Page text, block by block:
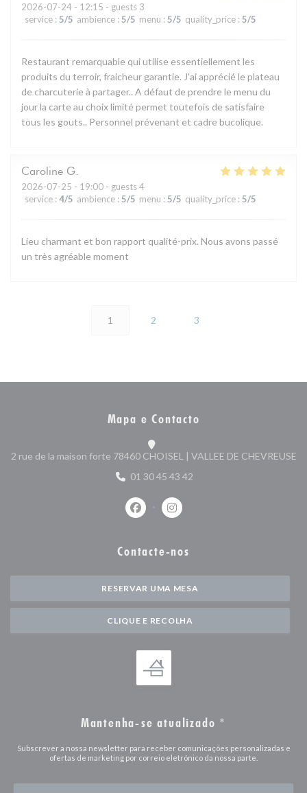
2026-07-24 - 12:15 - guests 3
service : 5/5 ambience : 5/5 menu : 5/5 quality_price : 5/5
Restaurant remarquable qui utilise essentiellement les
produits du terroir, fraicheur garantie. J'ai apprécié le plateau
de charcuterie à partager.. A défaut de prendre le menu du
jour la carte au choix limité permet toutefois de satisfaire
tous les gouts.. Personnel prévenant et cadre bucolique.
Caroline G
2026-07-25 - 19:00 - guests 4
service : 4/5 ambience : 5/5 menu : 5/5 quality_price : 5/5
Lieu charmant et bon rapport qualité-prix. Nous avons passé
un très agréable moment
1 2 3
Mapa e Contacto
2 rue de la maison forte 78460 CHOISEL | VALLEE DE CHEVREUSE
01 30 45 43 42
Facebook ((abre numa nova janela))
Instagram ((abre numa nova
Contacte-nos
RESERVAR UMA MESA
CLIQUE E RECOLHA
Mantenha-se atualizado *
Subscrever a nossa newsletter para receber comunicações personalizadas e
ofertas de marketing por correio eletrónico da nossa parte.